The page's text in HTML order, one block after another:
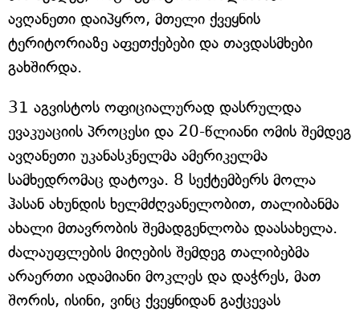
ავღანეთი დაიპყრო, მთელი ქვეყნის
ტერიტორიაზე აფეთქებები და თავდასმხები
გახშირდა.
31 აგვისტოს ოფიციალურად დასრულდა
ევაკუაციის პროცესი და 20-წლიანი ომის შემდეგ
ავღანეთი უკანასკნელმა ამერიკელმა
სამხედრომაც დატოვა. 8 სექტემბერს მოლა
ჰასან ახუნდის ხელმძღვანელობით, თალიბანმა
ახალი მთავრობის შემადგენლობა დაასახელა.
ძალაუფლების მიღების შემდეგ თალიბებმა
არაერთი ადამიანი მოკლეს და დაჭრეს, მათ
შორის, ისინი, ვინც ქვეყნიდან გაქცევას